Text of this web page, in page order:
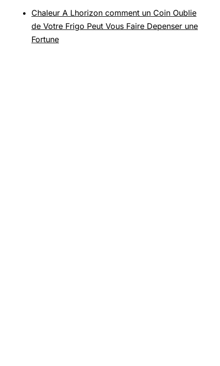
Chaleur A Lhorizon comment un Coin Oublie
de Votre Frigo Peut Vous Faire Depenser une
Fortune